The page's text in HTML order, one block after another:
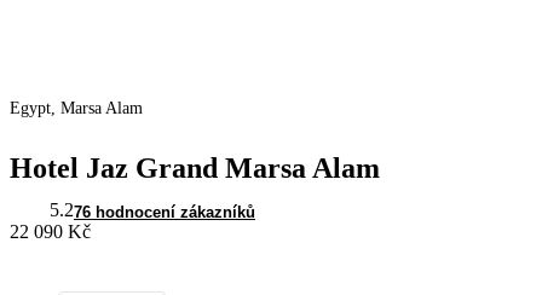
Egypt, Marsa Alam
Hotel Jaz Grand Marsa Alam
5.276 hodnocení zákazníků
22 090 Kč